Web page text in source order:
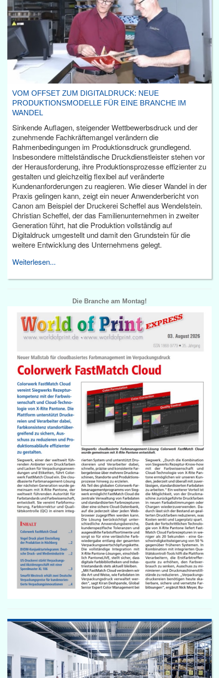
VOM OFFSET ZUM DIGITALDRUCK: NEUE
PRODUKTIONSMODELLE FÜR EINE BRANCHE IM
WANDEL
Sinkende Auflagen, steigender Wettbewerbsdruck und der
zunehmende Fachkräftemangel verändern die
Rahmenbedingungen im Produktionsdruck grundlegend.
Insbesondere mittelständische Druckdienstleister stehen vor
der Herausforderung, ihre Produktionsprozesse effizienter zu
gestalten und gleichzeitig flexibel auf veränderte
Kundenanforderungen zu reagieren. Wie dieser Wandel in der
Praxis gelingen kann, zeigt ein neuer Anwenderbericht von
Canon am Beispiel der Druckerei Scheffel aus Wendelstein.
Christian Scheffel, der das Familienunternehmen in zweiter
Generation führt, hat die Produktion vollständig auf
Digitaldruck umgestellt und damit den Grundstein für die
weitere Entwicklung des Unternehmens gelegt.
Weiterlesen...
Die Branche am Montag!